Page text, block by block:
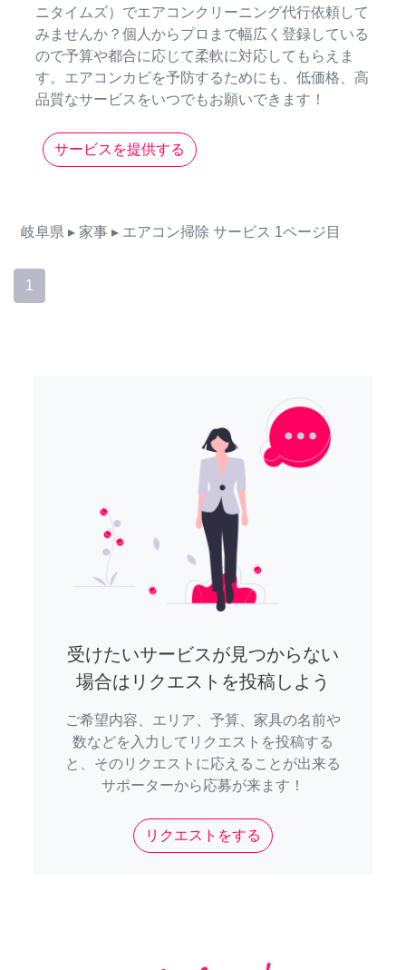
ニタイムズ）でエアコンクリーニング代行依頼して
みませんか？個人からプロまで幅広く登録している
ので予算や都合に応じて柔軟に対応してもらえま
す。エアコンカビを予防するためにも、低価格、高
品質なサービスをいつでもお願いできます！
サービスを提供する
岐阜県 ▸ 家事 ▸ エアコン掃除 サービス 1ページ目
1
受けたいサービスが見つからない
場合はリクエストを投稿しよう
ご希望内容、エリア、予算、家具の名前や
数などを入力してリクエストを投稿する
と、そのリクエストに応えることが出来る
サポーターから応募が来ます！
リクエストをする